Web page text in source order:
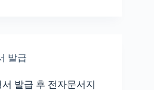
발급
발급 후 전자문서지